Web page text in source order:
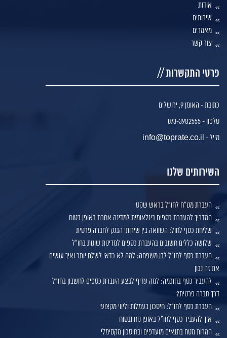
אודות
שירותים
מאמרים
צור קשר
השירותים שלנו
העברת מט"ח לחו"ל בראש שקט
המדריך להעברת כספים בינלאומית למדינה אחרת באופן בטוח
שליחת כסף לחול: השוואה בין שירותי הבנק לחברה פרטית
שלושה כללים חשובים בהעברת כספים למדינות שונות בחו"ל
העברת כסף לחו"ל לבן משפחה: למה לא כדאי לשלם יותר ואיך עושים
את זה נכון
להעביר כסף בחוכמה: למה עדיף לבצע העברת כספים לחשבון בחו"ל
דרך חברה פרטית?
העברת כסף לחו"ל: חיסכון בעמלות וליווי מקצועי
איך להעביר כסף לחו"ל באופן נוח ובטוח
המרות מטח בתנאים מועדפים ובחיסכון מקסימלי
פרטי התקשרות //
כתובת - האומן 9, ירושלים
טלפון - 073-3982555
מייל - info@toprate.co.il